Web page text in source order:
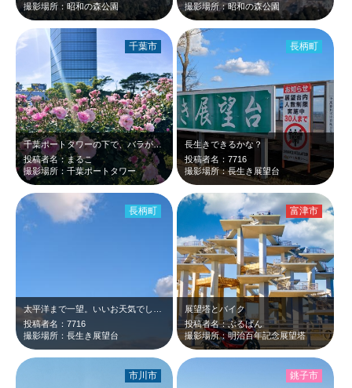
撮影場所：昭和の森公園
撮影場所：昭和の森公園
千葉ポートタワーの下で、バラが満開になっており、とても良い香りでした。
投稿者名：まるこ
撮影場所：千葉ポートタワー
千葉市
長生きできるかな？
投稿者名：7716
撮影場所：長生き展望台
長柄町
投稿者名：7716
撮影場所：長生き展望台
長柄町
展望塔とバイク
投稿者名：ぶるばん
撮影場所：明治百年記念展望塔
富津市
市川市 銚子市